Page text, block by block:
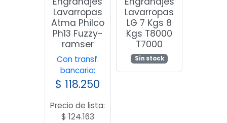
Lavarropas
Atma Philco
Ph13 Fuzzy-
ramser
Con transf.
bancaria:
$ 118.250
Precio de lista:
$ 124.163
Lavarropas
LG 7 Kgs 8
Kgs T8000
T7000
Sin stock